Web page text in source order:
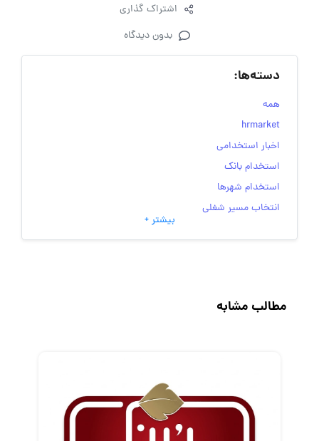
اشتراک گذاری
بدون دیدگاه
دسته‌ها:
همه
hrmarket
اخبار استخدامی
استخدام بانک
استخدام شهرها
انتخاب مسیر شغلی
به‌روزرسانی‌های سایت (کارجویی)
رزومه
گزارش‌های آماری
بیشتر +
مطالب مشابه